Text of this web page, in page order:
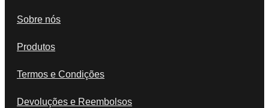
Sobre nós
Produtos
Termos e Condições
Devoluções e Reembolsos